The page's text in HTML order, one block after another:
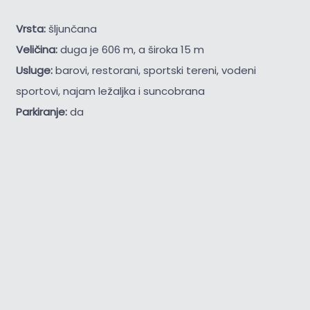
Vrsta:šljunčana
Veličina:duga je 606 m, a široka 15 m
Usluge:barovi, restorani, sportski tereni, vodeni
sportovi, najam ležaljka i suncobrana
Parkiranje:da